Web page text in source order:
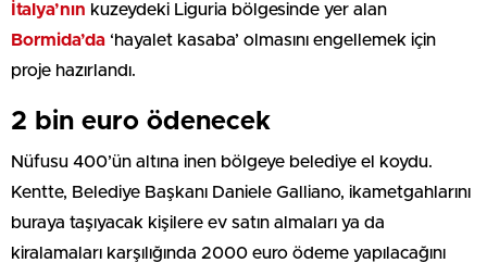
İtalya’nın kuzeydeki Liguria bölgesinde yer alan
Bormida’da ‘hayalet kasaba’ olmasını engellemek için
proje hazırlandı.
2 bin euro ödenecek
Nüfusu 400’ün altına inen bölgeye belediye el koydu.
Kentte, Belediye Başkanı Daniele Galliano, ikametgahlarını
buraya taşıyacak kişilere ev satın almaları ya da
kiralamaları karşılığında 2000 euro ödeme yapılacağını